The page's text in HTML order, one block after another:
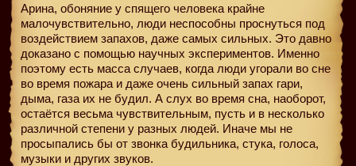
Арина, обоняние у спящего человека крайне
малочувствительно, люди неспособны проснуться под
воздействием запахов, даже самых сильных. Это давно
доказано с помощью научных экспериментов. Именно
поэтому есть масса случаев, когда люди угорали во сне
во время пожара и даже очень сильный запах гари,
дыма, газа их не будил. А слух во время сна, наоборот,
остаётся весьма чувствительным, пусть и в несколько
различной степени у разных людей. Иначе мы не
просыпались бы от звонка будильника, стука, голоса,
музыки и других звуков.